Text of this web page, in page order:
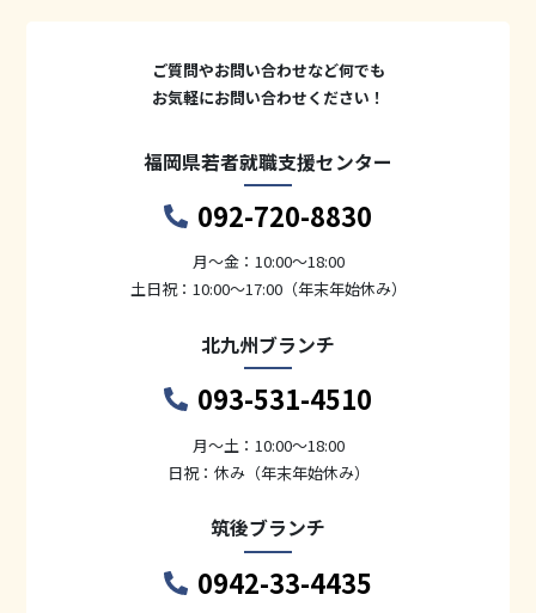
ご質問やお問い合わせなど何でも
お気軽にお問い合わせください！
福岡県若者就職支援センター
092-720-8830
月〜金：10:00～18:00
土日祝：10:00～17:00（年末年始休み）
北九州ブランチ
093-531-4510
月〜土：10:00～18:00
日祝：休み（年末年始休み）
筑後ブランチ
0942-33-4435